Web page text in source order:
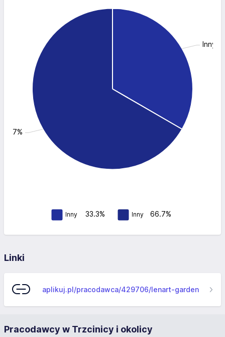
Inny:
Inny 33.3% Inny 66.7%
Linki
aplikuj.pl/pracodawca/429706/lenart-garden
Pracodawcy w Trzcinicy i okolicy